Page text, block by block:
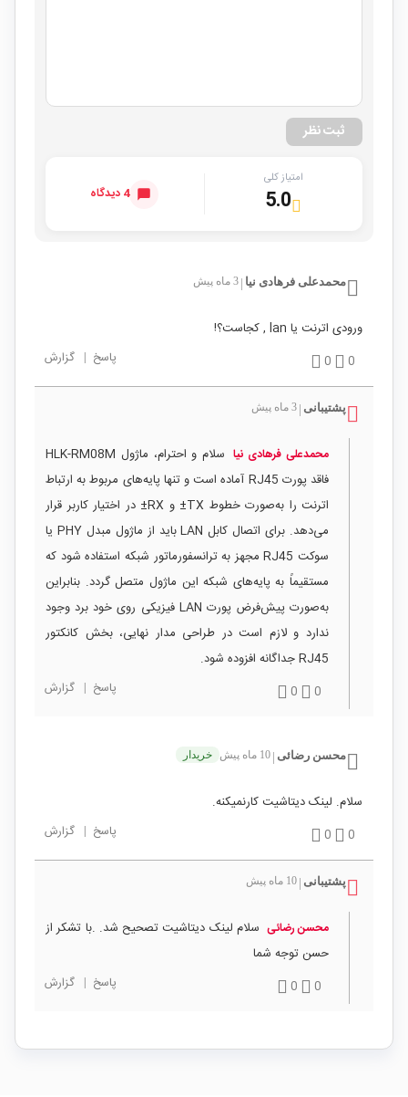
ثبت نظر
امتیاز کلی
5.0 4 دیدگاه
محمدعلی فرهادی نیا 3 ماه پیش
ورودی اترنت یا lan , کجاست؟!
0
0 پاسخ | گزارش
پشتیبانی 3 ماه پیش
محمدعلی فرهادی نیا
سلام و احترام، ماژول HLK-RM08M
فاقد پورت RJ45 آماده است و تنها پایه‌های مربوط به ارتباط
اترنت را به‌صورت خطوط TX± و RX± در اختیار کاربر قرار
می‌دهد. برای اتصال کابل LAN باید از ماژول مبدل PHY یا
سوکت RJ45 مجهز به ترانسفورماتور شبکه استفاده شود که
مستقیماً به پایه‌های شبکه این ماژول متصل گردد. بنابراین
به‌صورت پیش‌فرض پورت LAN فیزیکی روی خود برد وجود
ندارد و لازم است در طراحی مدار نهایی، بخش کانکتور
RJ45 جداگانه افزوده شود.
0
0 پاسخ | گزارش
محسن رضائی 10 ماه پیش خریدار
سلام. لینک دیتاشیت کارنمیکنه.
0
0 پاسخ | گزارش
پشتیبانی 10 ماه پیش
محسن رضائی سلام لینک دیتاشیت تصحیح شد. .با تشکر از
حسن توجه شما
0
0 پاسخ | گزارش